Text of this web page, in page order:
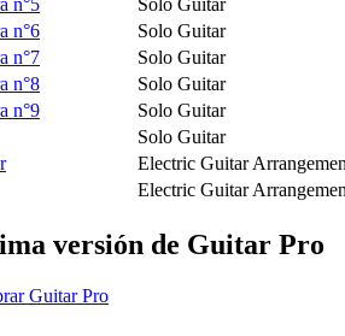
n°5
Solo Guitar
n°6
Solo Guitar
n°7
Solo Guitar
n°8
Solo Guitar
n°9
Solo Guitar
Solo Guitar
Electric Guitar
Electric Guitar
versión de Guitar Pro
Guitar Pro